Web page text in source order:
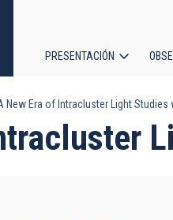
principal
PRESENTACIÓN
New Era of Intracluster Light Studies